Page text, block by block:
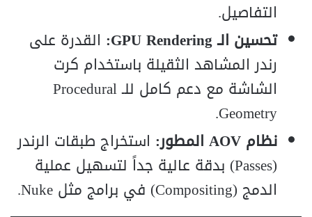
التفاصيل.
تحسين الـ GPU Rendering:
القدرة على
رندر المشاهد الثقيلة باستخدام كرت
الشاشة مع دعم كامل للـ Procedural
Geometry.
نظام AOV المطور:
استخراج طبقات الرندر
(Passes) بدقة عالية جداً لتسهيل عملية
الدمج (Compositing) في برامج مثل Nuke.